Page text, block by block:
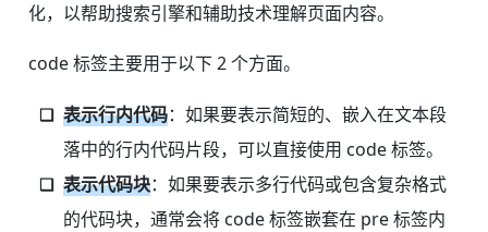
化，以帮助搜索引擎和辅助技术理解页面内容。
code 标签主要用于以下 2 个方面。
表示行内代码：如果要表示简短的、嵌入在文本段
落中的行内代码片段，可以直接使用 code 标签。
表示代码块：如果要表示多行代码或包含复杂格式
的代码块，通常会将 code 标签嵌套在 pre 标签内